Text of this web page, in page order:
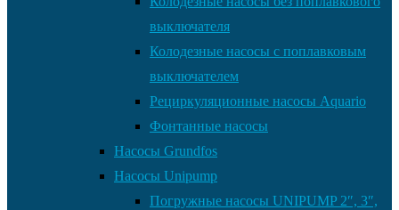
выключателя
Колодезные насосы с поплавковым
выключателем
Рециркуляционные насосы Aquario
Фонтанные насосы
Насосы Grundfos
Насосы Unipump
Погружные насосы UNIPUMP 2″, 3″,